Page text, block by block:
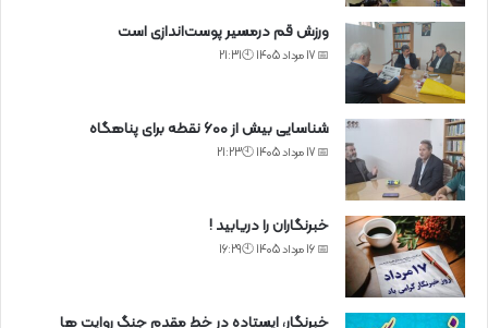
ورزش قم درمسیر پوست‌اندازی است
📅 17 مرداد 1405 🕙21:31
شناسایی بیش از ۶۰۰ نقطه برای پناهگاه
📅 17 مرداد 1405 🕙21:23
خبرنگاران را دریابید !
📅 16 مرداد 1405 🕙16:29